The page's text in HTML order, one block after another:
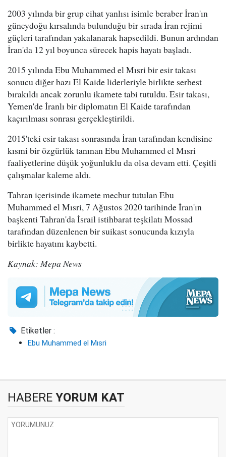
2003 yılında bir grup cihat yanlısı isimle beraber İran'ın
güneydoğu kırsalında bulunduğu bir sırada İran rejimi
güçleri tarafından yakalanarak hapsedildi. Bunun ardından
İran'da 12 yıl boyunca sürecek hapis hayatı başladı.
2015 yılında Ebu Muhammed el Mısri bir esir takası
sonucu diğer bazı El Kaide liderleriyle birlikte serbest
bırakıldı ancak zorunlu ikamete tabi tutuldu. Esir takası,
Yemen'de İranlı bir diplomatın El Kaide tarafından
kaçırılması sonrası gerçekleştirildi.
2015'teki esir takası sonrasında İran tarafından kendisine
kısmi bir özgürlük tanınan Ebu Muhammed el Mısri
faaliyetlerine düşük yoğunluklu da olsa devam etti. Çeşitli
çalışmalar kaleme aldı.
Tahran içerisinde ikamete mecbur tutulan Ebu
Muhammed el Mısri, 7 Ağustos 2020 tarihinde İran'ın
başkenti Tahran'da İsrail istihbarat teşkilatı Mossad
tarafından düzenlenen bir suikast sonucunda kızıyla
birlikte hayatını kaybetti.
Kaynak: Mepa News
Etiketler :
Ebu Muhammed el Mısri
HABERE YORUM KAT